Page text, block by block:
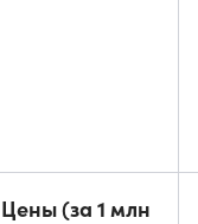
Цены (за 1 млн